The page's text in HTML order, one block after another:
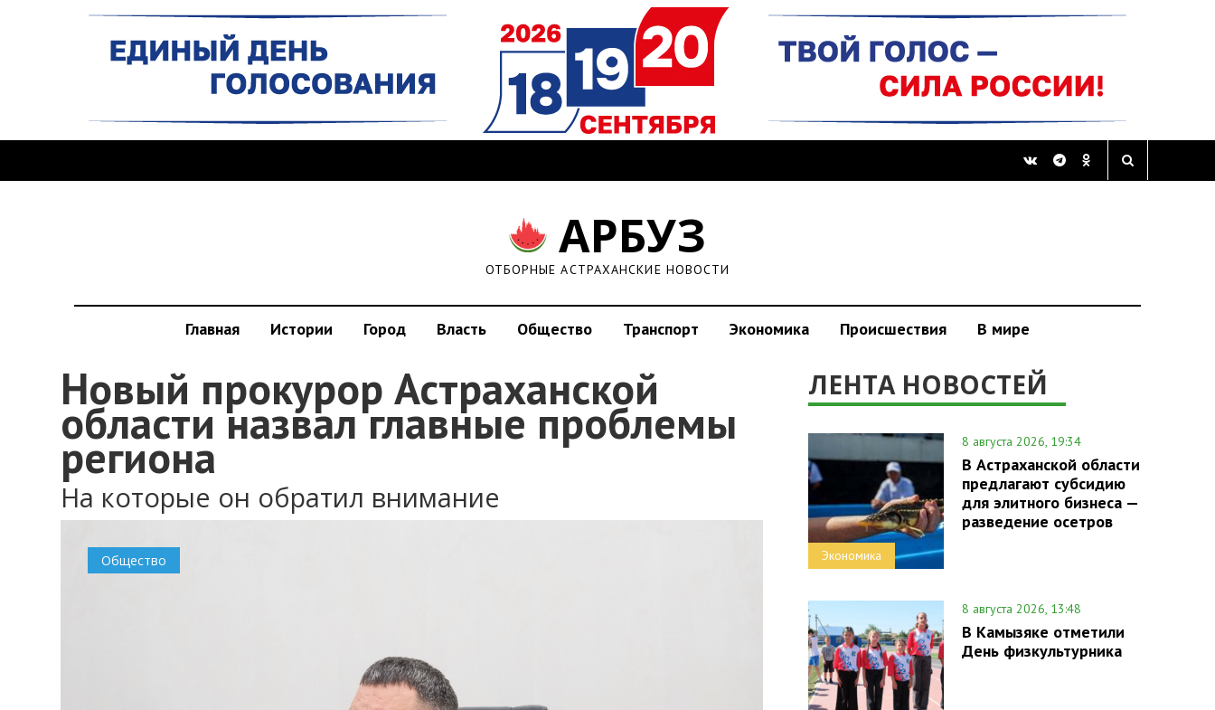
АРБУЗ
ОТБОРНЫЕ АСТРАХАНСКИЕ НОВОСТИ
Главная Истории Город Власть Общество Транспорт Экономика Происшествия В мире
Новый прокурор Астраханской
области назвал главные проблемы
региона
На которые он обратил внимание
Общество
ЛЕНТА НОВОСТЕЙ
Экономика
8 августа 2026, 19:34
В Астраханской области
предлагают субсидию
для элитного бизнеса —
разведение осетров
8 августа 2026, 13:48
В Камызяке отметили
День физкультурника